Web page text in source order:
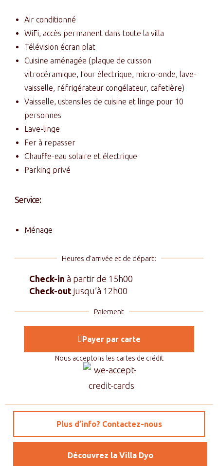
Air conditionné
WiFi, accès permanent dans toute la villa
Télévision écran plat
Cuisine aménagée (plaque de cuisson
vitrocéramique, four électrique, micro-onde, lave-
vaisselle, réfrigérateur congélateur, cafetière)
Vaisselle, ustensiles de cuisine et linge pour 10
personnes
Lave-linge
Fer à repasser
Chauffe-eau solaire et électrique
Parking privé
Service:
Ménage
Heures d'arrivée et de départ:
Check-in à partir de 15h00
Check-out jusqu’à 12h00
Paiement
Payer par carte
Nous acceptons les cartes de crédit
Plus d’info? Contactez-nous
Découvrez la Villa Dyo